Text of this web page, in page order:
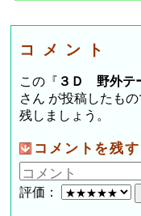
コメント
この『 ３Ｄ 野外テ
さん が投稿したも
残しましょう。
コメントを残す
評価：